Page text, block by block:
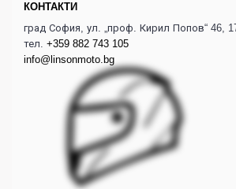
КОНТАКТИ
град София, ул. „проф. Кирил Попов“ 46,
тел. +359 882 743 105
info@linsonmoto.bg